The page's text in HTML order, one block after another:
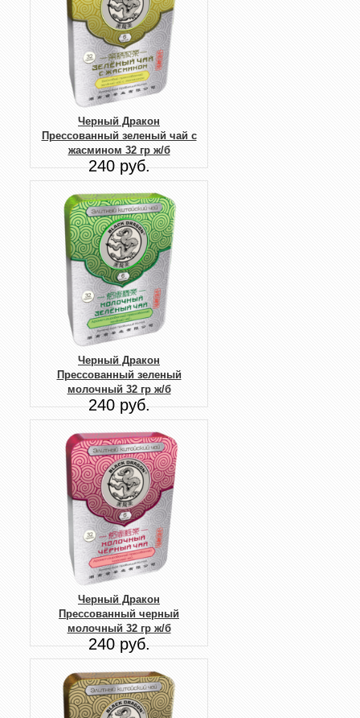
Черный Дракон
Прессованный зеленый чай с
жасмином 32 гр ж/б
240 руб.
Черный Дракон
Прессованный зеленый
молочный 32 гр ж/б
240 руб.
Черный Дракон
Прессованный черный
молочный 32 гр ж/б
240 руб.